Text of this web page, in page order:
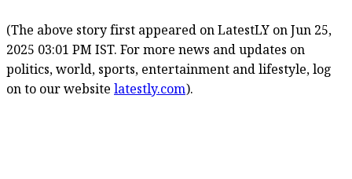
(The above story first appeared on LatestLY on Jun 25,
2025 03:01 PM IST. For more news and updates on
politics, world, sports, entertainment and lifestyle, log
on to our website latestly.com).